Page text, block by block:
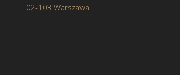
02-103 Warszawa